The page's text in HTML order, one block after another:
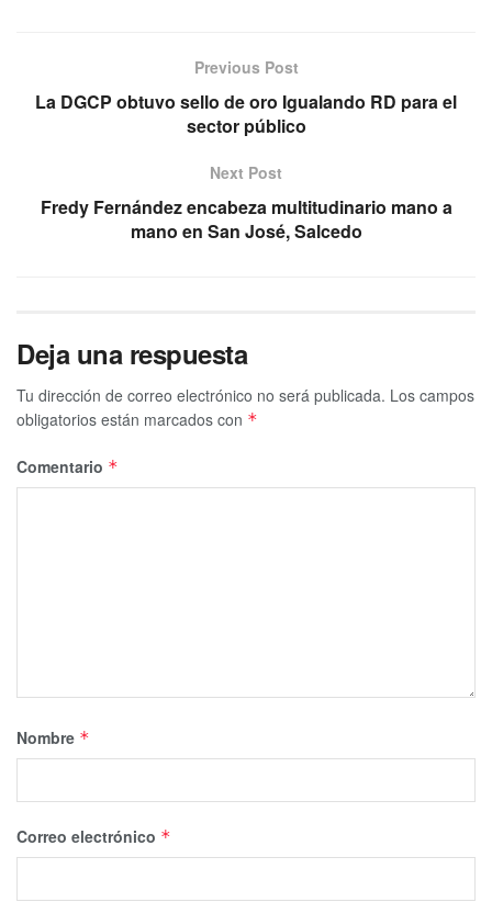
Previous Post
La DGCP obtuvo sello de oro Igualando RD para el
sector público
Next Post
Fredy Fernández encabeza multitudinario mano a
mano en San José, Salcedo
Deja una respuesta
Tu dirección de correo electrónico no será publicada. Los campos
obligatorios están marcados con *
Comentario *
Nombre *
Correo electrónico *